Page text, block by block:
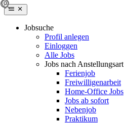
Jobsuche
Profil anlegen
Einloggen
Alle Jobs
Jobs nach Anstellungsart
Ferienjob
Freiwilligenarbeit
Home-Office Jobs
Jobs ab sofort
Nebenjob
Praktikum